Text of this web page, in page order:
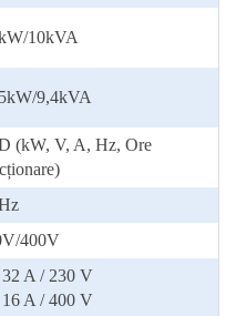
10kVA
9,4kVA
(kW, V, A, Hz, Ore
400V
A / 230 V
A / 400 V